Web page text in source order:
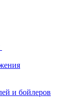
и бойлеров